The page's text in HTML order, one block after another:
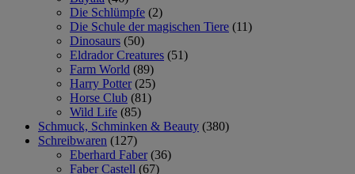
Die Schlümpfe (2)
Die Schule der magischen Tiere (11)
Dinosaurs (50)
Eldrador Creatures (51)
Farm World (89)
Harry Potter (25)
Horse Club (81)
Wild Life (85)
Schmuck, Schminken & Beauty (380)
Schreibwaren (127)
Eberhard Faber (36)
Faber Castell (67)